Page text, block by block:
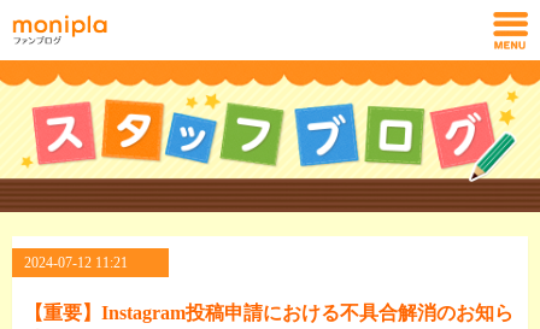
2024-07-12 11:21
【重要】Instagram投稿申請における不具合解消のお知ら